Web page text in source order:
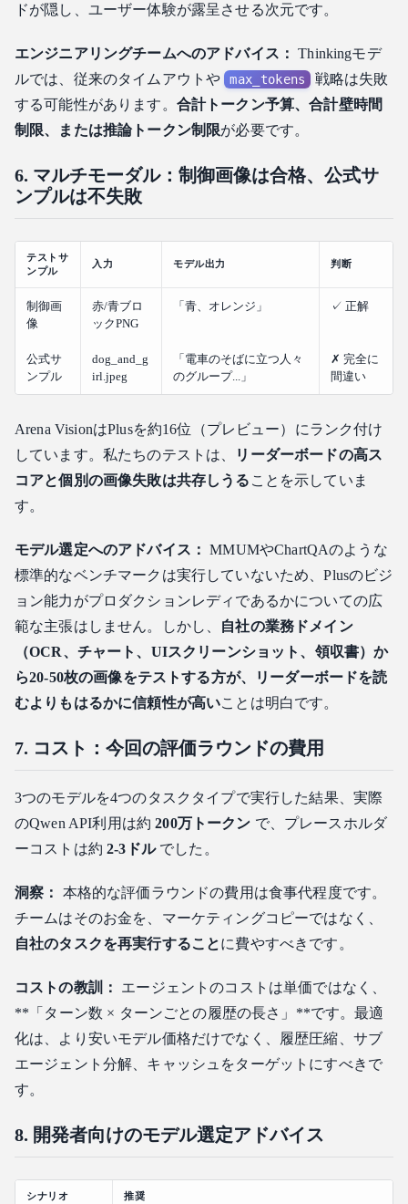
ドが隠し、ユーザー体験が露呈させる次元です。
エンジニアリングチームへのアドバイス： Thinkingモデ
ルでは、従来のタイムアウトや max_tokens
戦略は失敗
する可能性があります。 合計トークン予算、合計壁時間
制限、または推論トークン制限が必要です。
6. マルチモーダル：制御画像は合格、公式サ
ンプルは不失敗
テストサ
ンプル
入力 モデル出力 判断
制御画
像
赤/青ブロ
ックPNG
「青、オレンジ」 ✓ 正解
公式サ
ンプル
dog_and_g
irl.jpeg
「電車のそばに立つ人々
のグループ...」
✗ 完全に
間違い
Arena VisionはPlusを約16位（プレビュー）にランク付け
しています。私たちのテストは、
リーダーボードの高ス
コアと個別の画像失敗は共存しうる ことを示していま
す。
モデル選定へのアドバイス： MMUMやChartQAのような
標準的なベンチマークは実行していないため、Plusのビジ
ョン能力がプロダクションレディであるかについての広
範な主張はしません。しかし、
自社の業務ドメイン
（OCR、チャート、UIスクリーンショット、領収書）か
ら20-50枚の画像をテストする方が、リーダーボードを読
むよりもはるかに信頼性が高いことは明白です。
7. コスト：今回の評価ラウンドの費用
3つのモデルを4つのタスクタイプで実行した結果、実際
のQwen API利用は約200万トークン で、プレースホルダ
ーコストは約2-3ドルでした。
洞察：
本格的な評価ラウンドの費用は食事代程度です。
チームはそのお金を、マーケティングコピーではなく、
自社のタスクを再実行することに費やすべきです。
コストの教訓：
エージェントのコストは単価ではなく、
**「ターン数 × ターンごとの履歴の長さ」**です。最適
化は、より安いモデル価格だけでなく、履歴圧縮、サブ
エージェント分解、キャッシュをターゲットにすべきで
す。
8. 開発者向けのモデル選定アドバイス
シナリオ 推奨